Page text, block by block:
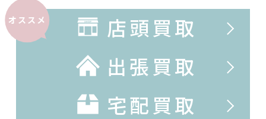
オススメ
店頭買取
出張買取
宅配買取